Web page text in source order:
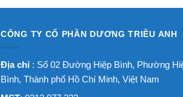
CÔNG TY CỔ PHẦN DƯƠNG TRIỀU ANH
Địa chỉ : Số 02 Đường Hiệp Bình, Phường
Bình, Thành phố Hồ Chí Minh, Việt Nam